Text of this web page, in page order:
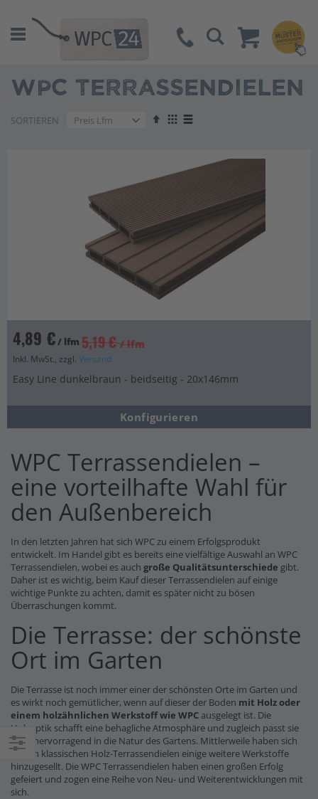
Suche
WPC TERRASSENDIELEN
SORTIEREN
AbsteigendAnzeigen
4,89 €/ lfm 5,19 € / lfm
Inkl. MwSt., zzgl. Versand
Easy Line dunkelbraun - beidseitig - 20x146mm
Konfigurieren
WPC Terrassendielen –
eine vorteilhafte Wahl für
den Außenbereich
In den letzten Jahren hat sich WPC zu einem Erfolgsprodukt
entwickelt. Im Handel gibt es bereits eine vielfältige Auswahl an WPC
Terrassendielen, wobei es auch große Qualitätsunterschiede gibt.
Daher ist es wichtig, beim Kauf dieser Terrassendielen auf einige
wichtige Punkte zu achten, damit es später nicht zu bösen
Überraschungen kommt.
Die Terrasse: der schönste
Ort im Garten
Die Terrasse ist noch immer einer der schönsten Orte im Garten und
es wirkt noch gemütlicher, wenn auf dieser der Boden mit Holz oder
einem holzähnlichen Werkstoff wie WPCausgelegt ist. Die
Holzoptik schafft eine behagliche Atmosphäre und zugleich passt sie
auch hervorragend in die Natur des Gartens. Mittlerweile haben sich
zu den klassischen Holz-Terrassendielen einige weitere Werkstoffe
hinzugesellt. Die WPC Terrassendielen haben einen großen Erfolg
gefeiert und zogen eine Reihe von Neu- und Weiterentwicklungen mit
sich.
Einkaufsoptionen